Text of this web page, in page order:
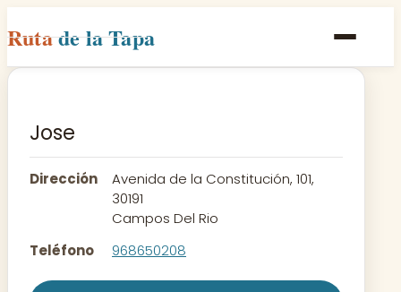
Rutade la Tapa
Inicio
Rutas
Contacto
Jose
Dirección
Avenida de la Constitución, 101,
30191
Campos Del Rio
Teléfono
968650208